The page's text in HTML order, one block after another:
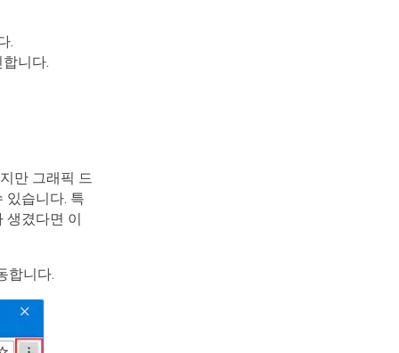
.
니다.
만 그래픽 드
있습니다. 특
생겼다면 이
합니다.